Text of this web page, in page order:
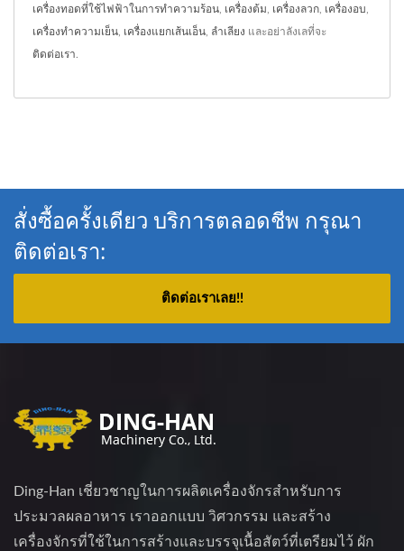
เครื่องทอดที่ใช้ไฟฟ้าในการทำความร้อน เครื่องต้ม เครื่องลวก เครื่องอบ
เครื่องทำความเย็น เครื่องแยกเส้นเอ็น ลำเลียง และอย่าลังเลที่จะ
ติดต่อเรา
สั่งซื้อครั้งเดียว บริการตลอดชีพ กรุณา
ติดต่อเรา:
ติดต่อเราเลย!!
Ding-Han เชี่ยวชาญในการผลิตเครื่องจักรสำหรับการ
ประมวลผลอาหาร เราออกแบบ วิศวกรรม และสร้าง
เครื่องจักรที่ใช้ในการสร้างและบรรจุเนื้อสัตว์ที่เตรียมไว้ ผัก